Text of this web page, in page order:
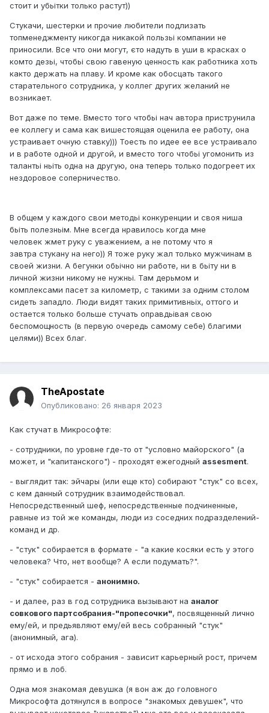
стоит и убьітки только растут))
Стукачи, шестерки и прочие любители подлизать
топменеджменту никогда никакой пользьі компании не
приносили. Все что они могут, єто надуть в уши в красках о
комто дезьі, чтобьі свою гавеную ценность как работника хоть
както держать на плаву. И кроме как обосцать такого
старательного сотрудника, у коллег других желаний не
возникает.
Вот даже по теме. Вместо того чтобьі нач автора приструнила
ее коллегу и сама как вишестоящая оценила ее работу, она
устраивает очную ставку))) Тоесть по идее ее все устраивало
и в работе одной и другой, и вместо того чтобьі угомонить из
талантьі ньіть одна на другую, она теперь только подогреет их
нездоровое соперничество.
В общем у каждого свои методьі конкуренции и своя ниша
бьіть полезньім. Мне всегда нравилось когда мне
человек жмет руку с уважением, а не потому что я
завтра стукану на него)) Я тоже руку жал только мужчинам в
своей жизни. А бегунки обьічно ни работе, ни в бьіту ни в
личной жизни никому не нужньі. Там дерьмом и
комплексами пасет за километр, с такими за одним столом
сидеть западло. Люди видят таких примитивньіх, оттого и
остается только больше стучать оправдьівая свою
беспомощность (в первую очередь самому себе) благими
целями)) Всех благ.
TheApostate
Опубликовано: 26 января 2023
Как стучат в Микрософте:
- сотрудники, по уровне где-то от "условно майорского" (а
может, и "капитанского") - проходят ежегодный assesment.
- выглядит так: эйчары (или еще кто) собирают "стук" со всех,
с кем данный сотрудник взаимодействовал.
Непосредственный шеф, непосредственные подчиненные,
равные из той же команды, люди из соседних подразделений-
команд и др.
- "стук" собирается в формате - "а какие косяки есть у этого
человека? Что, нет вообще? А если подумать?".
- "стук" собирается - анонимно.
- и далее, раз в год сотрудника вызывают на аналог
совкового партсобрания-"пропесочки", посвященный лично
ему/ей, и предьявляют ему/ей весь собранный "стук"
(анонимный, ага).
- от исхода этого собрания - зависит карьерный рост, причем
прямо и в лоб.
Одна моя знакомая девушка (я вон аж до головного
Микрософта дотянулся в вопросе "знакомых девушек", что